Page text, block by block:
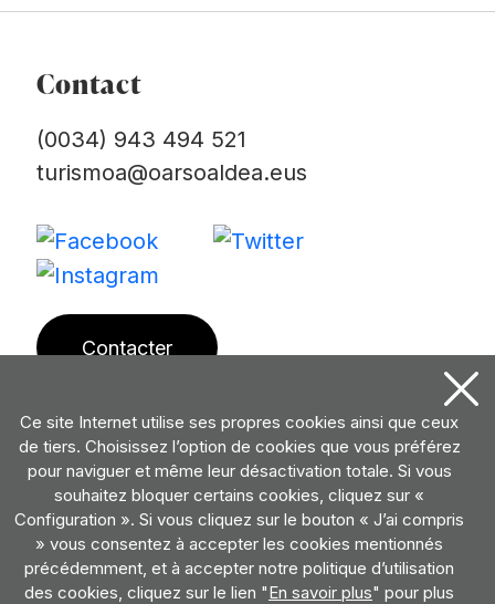
Contact
(0034) 943 494 521
turismoa@oarsoaldea.eus
Contacter
Ce site Internet utilise ses propres cookies ainsi que ceux
de tiers. Choisissez l’option de cookies que vous préférez
pour naviguer et même leur désactivation totale. Si vous
souhaitez bloquer certains cookies, cliquez sur «
Configuration ». Si vous cliquez sur le bouton « J’ai compris
» vous consentez à accepter les cookies mentionnés
précédemment, et à accepter notre politique d’utilisation
des cookies, cliquez sur le lien "En savoir plus" pour plus